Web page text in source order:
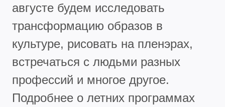
августе будем исследовать
трансформацию образов в
культуре, рисовать на пленэрах,
встречаться с людьми разных
профессий и многое другое.
Подробнее о летних программах